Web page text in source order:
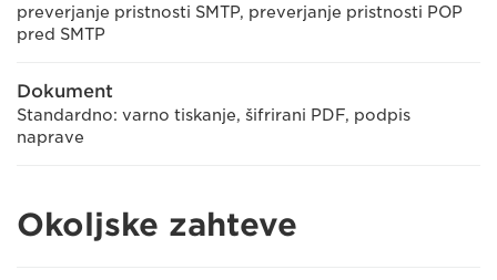
preverjanje pristnosti SMTP, preverjanje pristnosti POP
pred SMTP
Dokument
Standardno: varno tiskanje, šifrirani PDF, podpis
naprave
Okoljske zahteve